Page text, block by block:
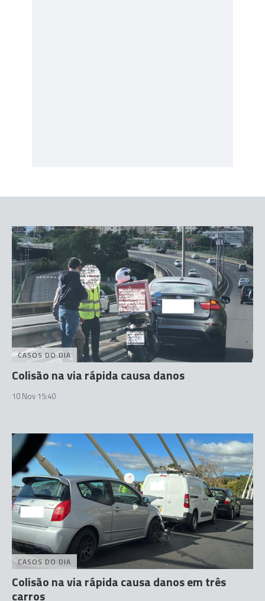
CASOS DO DIA
Colisão na via rápida causa danos
10 Nov 15:40
CASOS DO DIA
Colisão na via rápida causa danos em três
carros